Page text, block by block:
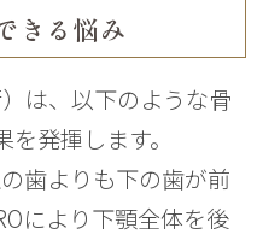
きる悩み
は、以下のような骨
発揮します。
歯よりも下の歯が前
により下顎全体を後